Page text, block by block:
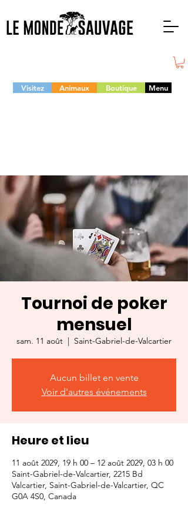
Visitez Animaux Boutique Menu
Tournoi de poker
mensuel
sam. 11 août
  |
Saint-Gabriel-de-Valcartier
Aucun billet en vente
Voir d'autres événements
Heure et lieu
11 août 2029, 19 h 00 – 12 août 2029, 03 h 00
Saint-Gabriel-de-Valcartier, 2215 Bd
Valcartier, Saint-Gabriel-de-Valcartier, QC
G0A 4S0, Canada